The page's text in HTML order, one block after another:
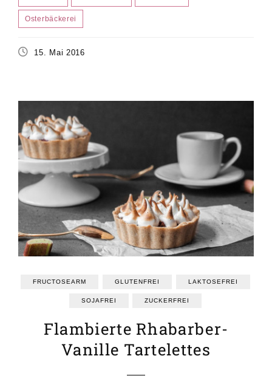
Osterbäckerei
15. Mai 2016
FRUCTOSEARM GLUTENFREI LAKTOSEFREI
SOJAFREI ZUCKERFREI
Flambierte Rhabarber-
Vanille Tartelettes